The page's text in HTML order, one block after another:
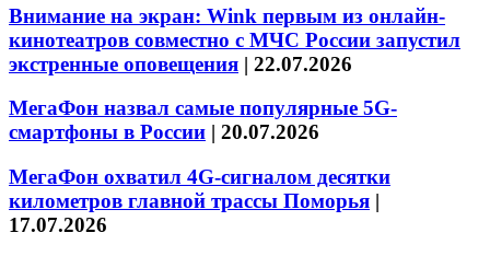
Внимание на экран: Wink первым из онлайн-
кинотеатров совместно с МЧС России запустил
экстренные оповещения | 22.07.2026
МегаФон назвал самые популярные 5G-
смартфоны в России | 20.07.2026
МегаФон охватил 4G-сигналом десятки
километров главной трассы Поморья |
17.07.2026